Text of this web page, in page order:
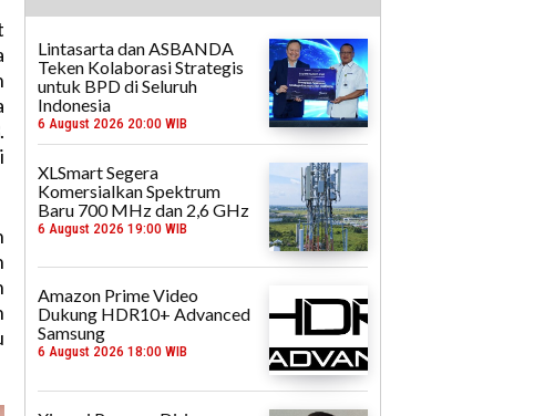
Lintasarta dan ASBANDA
Teken Kolaborasi Strategis
untuk BPD di Seluruh
Indonesia
6 August 2026 20:00 WIB
XLSmart Segera
Komersialkan Spektrum
Baru 700 MHz dan 2,6 GHz
6 August 2026 19:00 WIB
Amazon Prime Video
Dukung HDR10+ Advanced
Samsung
6 August 2026 18:00 WIB